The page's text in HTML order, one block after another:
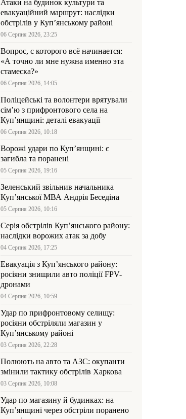
Атаки на будинок культури та
евакуаційний маршрут: наслідки
обстрілів у Куп’янському районі
06 Серпня 2026, 23:25
Вопрос, с которого всё начинается:
«А точно ли мне нужна именно эта
стамеска?»
06 Серпня 2026, 14:05
Поліцейські та волонтери врятували
сім’ю з прифронтового села на
Куп’янщині: деталі евакуації
06 Серпня 2026, 10:18
Ворожі удари по Куп’янщині: є
загибла та поранені
05 Серпня 2026, 19:16
Зеленський звільнив начальника
Купʼянської МВА Андрія Беседіна
05 Серпня 2026, 10:16
Серія обстрілів Куп’янського району:
наслідки ворожих атак за добу
04 Серпня 2026, 17:25
Евакуація з Куп’янського району:
росіяни знищили авто поліції FPV-
дронами
04 Серпня 2026, 10:59
Удар по прифронтовому селищу:
росіяни обстріляли магазин у
Куп’янському районі
03 Серпня 2026, 22:28
Полюють на авто та АЗС: окупанти
змінили тактику обстрілів Харкова
03 Серпня 2026, 10:08
Удар по магазину й будинках: на
Куп’янщині через обстріли поранено